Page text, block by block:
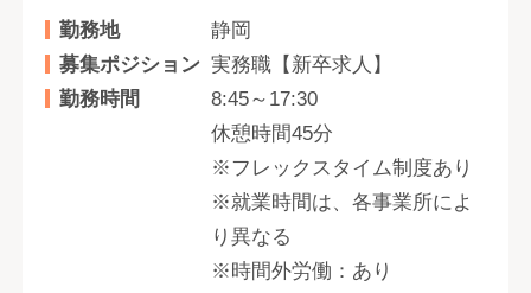
勤務地
静岡
募集ポジション 実務職【新卒求人】
勤務時間
8:45～17:30
休憩時間45分
※フレックスタイム制度あり
※就業時間は、各事業所によ
り異なる
※時間外労働：あり